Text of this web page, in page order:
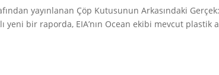
yayınlanan Çöp Kutusunun Arkasındaki
yeni bir raporda, EIA’nın Ocean ekibi mevcut